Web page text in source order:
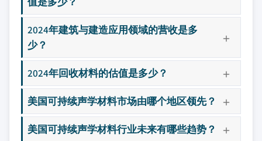
2024年建筑与建造应用领域的营收是多
少？
2024年回收材料的估值是多少？
美国可持续声学材料市场由哪个地区领先？
美国可持续声学材料行业未来有哪些趋势？